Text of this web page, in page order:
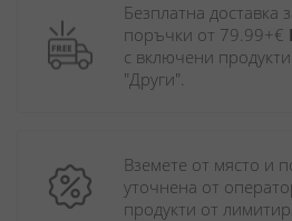
Безплатна доставка
поръчки от 79.99+€
с включени
"Други".
Вземете от място и
уточнена от
продукти от